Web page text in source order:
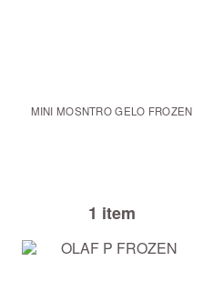
MINI MOSNTRO GELO FROZEN
1 item